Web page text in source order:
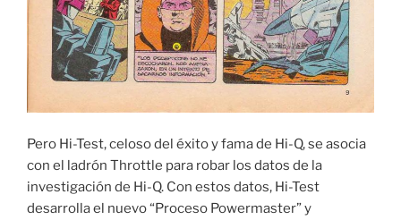
Pero Hi-Test, celoso del éxito y fama de Hi-Q, se asocia
con el ladrón Throttle para robar los datos de la
investigación de Hi-Q. Con estos datos, Hi-Test
desarrolla el nuevo “Proceso Powermaster” y